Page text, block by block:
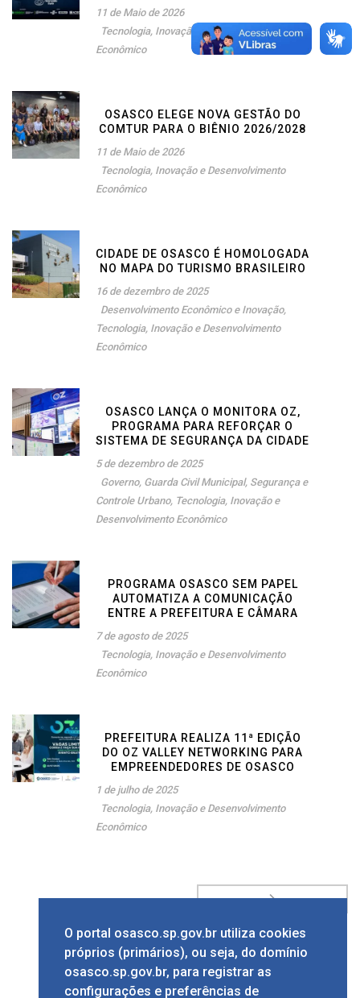
11 de Maio de 2026
Tecnologia, Inovação e Desenvolvimento
Econômico
OSASCO ELEGE NOVA GESTÃO DO
COMTUR PARA O BIÊNIO 2026/2028
11 de Maio de 2026
Tecnologia, Inovação e Desenvolvimento
Econômico
CIDADE DE OSASCO É HOMOLOGADA
NO MAPA DO TURISMO BRASILEIRO
16 de dezembro de 2025
Desenvolvimento Econômico e Inovação,
Tecnologia, Inovação e Desenvolvimento
Econômico
OSASCO LANÇA O MONITORA OZ,
PROGRAMA PARA REFORÇAR O
SISTEMA DE SEGURANÇA DA CIDADE
5 de dezembro de 2025
Governo, Guarda Civil Municipal, Segurança e
Controle Urbano, Tecnologia, Inovação e
Desenvolvimento Econômico
PROGRAMA OSASCO SEM PAPEL
AUTOMATIZA A COMUNICAÇÃO
ENTRE A PREFEITURA E CÂMARA
7 de agosto de 2025
Tecnologia, Inovação e Desenvolvimento
Econômico
PREFEITURA REALIZA 11ª EDIÇÃO
DO OZ VALLEY NETWORKING PARA
EMPREENDEDORES DE OSASCO
1 de julho de 2025
Tecnologia, Inovação e Desenvolvimento
Econômico
1 2 3 4 5
O portal osasco.sp.gov.br utiliza cookies
próprios (primários), ou seja, do domínio
osasco.sp.gov.br, para registrar as
configurações e preferências de